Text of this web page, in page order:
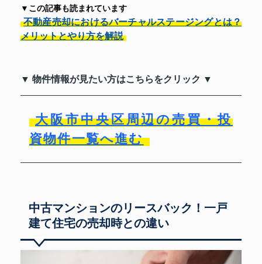
▼この記事も読まれています
不動産売却におけるバーチャルステージングとは？
メリットとやり方を解説
▼ 物件情報が見たい方はこちらをクリック ▼
大阪市中央区周辺の売買・投
資物件一覧へ進む
中古マンションのリースバック！一戸
建て住宅の売却時との違い